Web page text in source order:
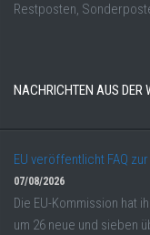
Restposten,
NACHRICHTEN AUS DER
EU veröffentlicht FAQ
07/08/2026
Die EU-Kommission hat
um 26 neue und sieben